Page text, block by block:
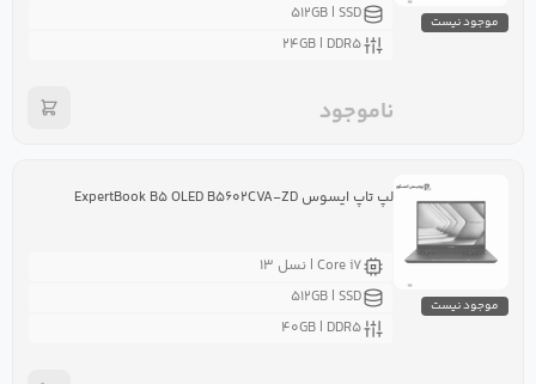
موجود نیست
۵۱۲GB | SSD
۲۴GB | DDR۵
ناموجود
موجود نیست
لپ تاپ ایسوس ExpertBook B۵ OLED B۵۶۰۲CVA-ZD
Core i۷ | نسل ۱۳
۵۱۲GB | SSD
۴۰GB | DDR۵